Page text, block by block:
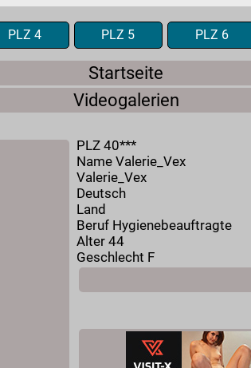
PLZ 4 PLZ 5 PLZ 6
Startseite
Videogalerien
PLZ 40***
Name Valerie_Vex
Valerie_Vex
Deutsch
Land
Beruf Hygienebeauftragte
Alter 44
Geschlecht F